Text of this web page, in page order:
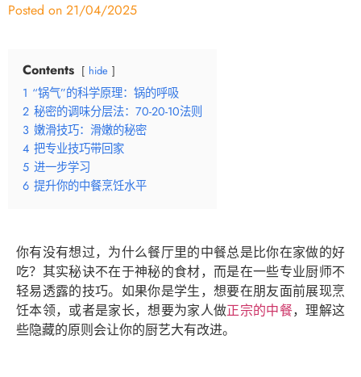
Posted on 21/04/2025
Contents hide
1 “锅气”的科学原理：锅的呼吸
2 秘密的调味分层法：70-20-10法则
3 嫩滑技巧：滑嫩的秘密
4 把专业技巧带回家
5 进一步学习
6 提升你的中餐烹饪水平
你有没有想过，为什么餐厅里的中餐总是比你在家做的好
吃？其实秘诀不在于神秘的食材，而是在一些专业厨师不
轻易透露的技巧。如果你是学生，想要在朋友面前展现烹
饪本领，或者是家长，想要为家人做正宗的中餐，理解这
些隐藏的原则会让你的厨艺大有改进。